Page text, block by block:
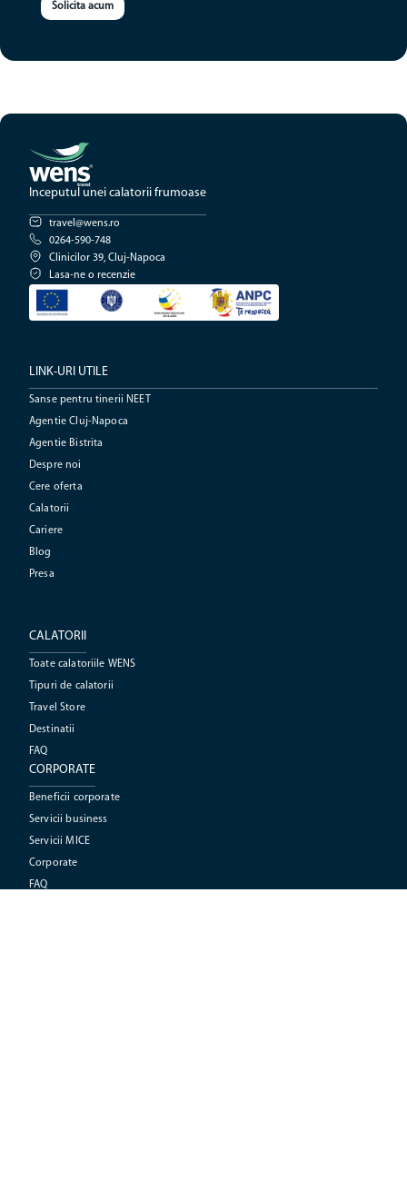
Solicita acum
Inceputul unei calatorii frumoase
travel@wens.ro
0264-590-748
Clinicilor 39, Cluj-Napoca
Lasa-ne o recenzie
LINK-URI UTILE
Sanse pentru tinerii NEET
Agentie Cluj-Napoca
Agentie Bistrita
Despre noi
Cere oferta
Calatorii
Cariere
Blog
Presa
CALATORII
Toate calatoriile WENS
Tipuri de calatorii
Travel Store
Destinatii
FAQ
CORPORATE
Beneficii corporate
Servicii business
Servicii MICE
Corporate
FAQ